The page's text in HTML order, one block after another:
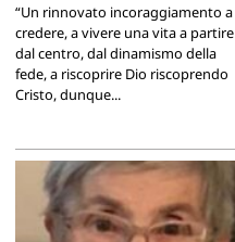
“Un rinnovato incoraggiamento a
credere, a vivere una vita a partire
dal centro, dal dinamismo della
fede, a riscoprire Dio riscoprendo
Cristo, dunque...